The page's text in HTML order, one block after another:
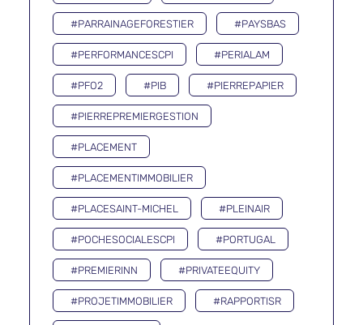
#PARRAINAGEFORESTIER #PAYSBAS
#PERFORMANCESCPI #PERIALAM
#PFO2 #PIB #PIERREPAPIER
#PIERREPREMIERGESTION
#PLACEMENT
#PLACEMENTIMMOBILIER
#PLACESAINT-MICHEL #PLEINAIR
#POCHESOCIALESCPI #PORTUGAL
#PREMIERINN #PRIVATEEQUITY
#PROJETIMMOBILIER #RAPPORTISR